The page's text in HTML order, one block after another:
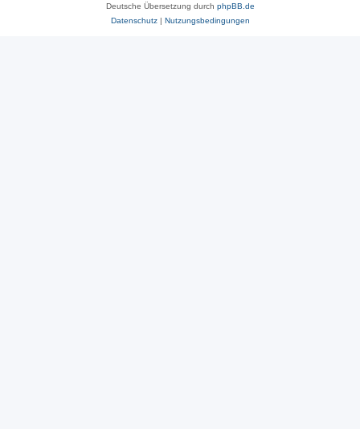
Deutsche Übersetzung durch phpBB.de
Datenschutz| Nutzungsbedingungen